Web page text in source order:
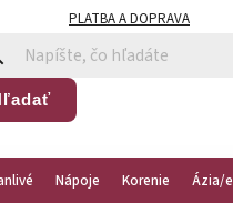
PLATBA A DOPRAVA
Nápoje Korenie Ázia/